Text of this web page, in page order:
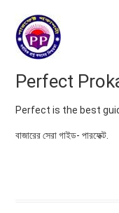
Perfect
Perfect is the best
বাজারের সেরা গাইড- পারফেক্ট.